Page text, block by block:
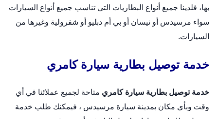
بها، فلدينا جميع أنواع البطاريات التى تناسب جميع أنواع السيارات
سواء مرسيدس أو نيسان أو بي أم دبليو أو شفرولية وغيرها من
السيارات.
خدمة توصيل بطارية سيارة كامري
خدمة توصيل بطارية سيارة كامري متاحة لجميع عملائنا في أي
وقت وبأي مكان بمدينة سيارة مرسيدس ، فيمكنك طلب خدمة